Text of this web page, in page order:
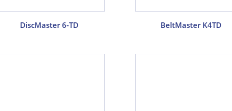
DiscMaster 6-TD BeltMaster K4TD